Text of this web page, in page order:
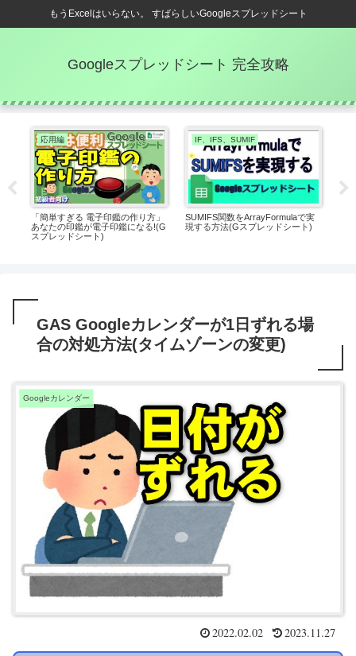
もうExcelはいらない。 すばらしいGoogleスプレッドシート
Googleスプレッドシート 完全攻略
応用編
「簡単すぎる 電子印鑑の作り方」
あなたの印鑑が電子印鑑になる!(G
スプレッドシート)
IF、IFS、SUMIF
SUMIFS関数をArrayFormulaで実
現する方法(Gスプレッドシート)
GAS Googleカレンダーが1日ずれる場
合の対処方法(タイムゾーンの変更)
Googleカレンダー
2022.02.02 2023.11.27